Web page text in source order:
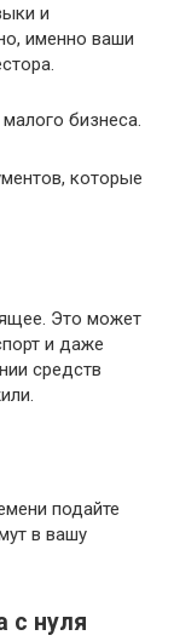
и
именно ваши
бизнеса.
которые
Это может
и даже
средств
подайте
в вашу
с нуля